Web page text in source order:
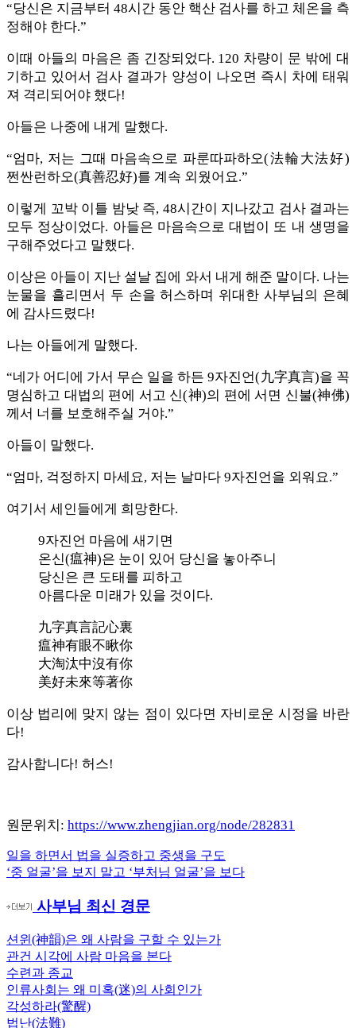
“당신은 지금부터 48시간 동안 핵산 검사를 하고 체온을 측
정해야 한다.”
이때 아들의 마음은 좀 긴장되었다. 120 차량이 문 밖에 대
기하고 있어서 검사 결과가 양성이 나오면 즉시 차에 태워
져 격리되어야 했다!
아들은 나중에 내게 말했다.
“엄마, 저는 그때 마음속으로 파룬따파하오(法輪大法好)
쩐싼런하오(真善忍好)를 계속 외웠어요.”
이렇게 꼬박 이틀 밤낮 즉, 48시간이 지나갔고 검사 결과는
모두 정상이었다. 아들은 마음속으로 대법이 또 내 생명을
구해주었다고 말했다.
이상은 아들이 지난 설날 집에 와서 내게 해준 말이다. 나는
눈물을 흘리면서 두 손을 허스하며 위대한 사부님의 은혜
에 감사드렸다!
나는 아들에게 말했다.
“네가 어디에 가서 무슨 일을 하든 9자진언(九字真言)을 꼭
명심하고 대법의 편에 서고 신(神)의 편에 서면 신불(神佛)
께서 너를 보호해주실 거야.”
아들이 말했다.
“엄마, 걱정하지 마세요, 저는 날마다 9자진언을 외워요.”
여기서 세인들에게 희망한다.
9자진언 마음에 새기면
온신(瘟神)은 눈이 있어 당신을 놓아주니
당신은 큰 도태를 피하고
아름다운 미래가 있을 것이다.
九字真言記心裏
瘟神有眼不瞅你
大淘汰中沒有你
美好未來等著你
이상 법리에 맞지 않는 점이 있다면 자비로운 시정을 바란
다!
감사합니다! 허스!
원문위치: https://www.zhengjian.org/node/282831
글
내
비
게
이
션
Previous
Post:
일을 하면서 법을 실증하고 중생을 구도
Next
‘중 얼굴’을 보지 말고 ‘부처님 얼굴’을 보다
사부님 최신 경문
션윈(神韻)은 왜 사람을 구할 수 있는가
관건 시각에 사람 마음을 본다
수련과 종교
인류사회는 왜 미혹(迷)의 사회인가
각성하라(驚醒)
법난(法難)